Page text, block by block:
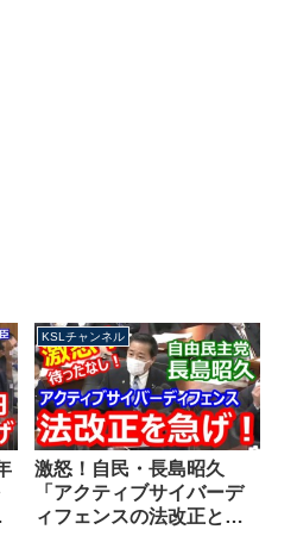
KSLチャンネル
激怒！自民・長島昭久
「アクティブサイバーデ
ィフェンスの法改正と体